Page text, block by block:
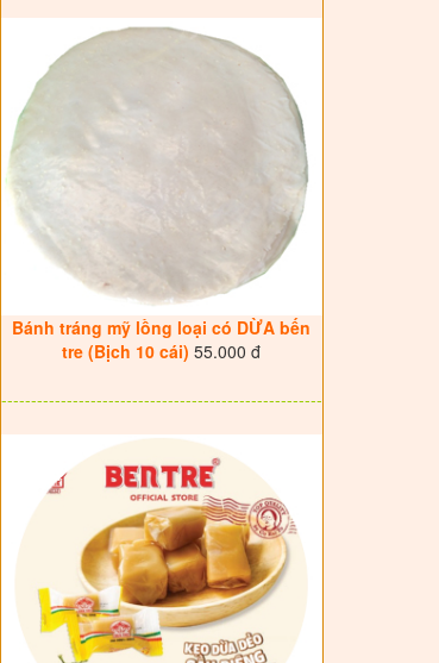
Bánh tráng mỹ lồng loại có DỪA bến
tre (Bịch 10 cái) 55.000 đ
------------------------------------------------------